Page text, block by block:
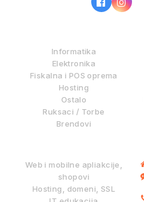
Informatika
Elektronika
Fiskalna i POS oprema
Hosting
Ostalo
Ruksaci / Torbe
Brendovi
Web i mobilne apliakcije,
shopovi
Hosting, domeni, SSL